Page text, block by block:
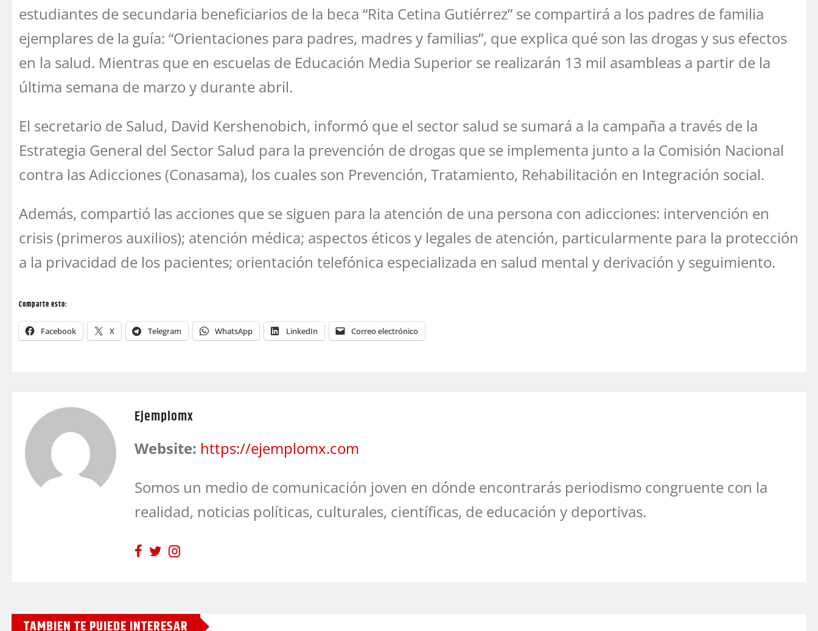
estudiantes de secundaria beneficiarios de la beca “Rita Cetina Gutiérrez” se compartirá a los padres de familia
ejemplares de la guía: “Orientaciones para padres, madres y familias”, que explica qué son las drogas y sus efectos
en la salud. Mientras que en escuelas de Educación Media Superior se realizarán 13 mil asambleas a partir de la
última semana de marzo y durante abril.
El secretario de Salud, David Kershenobich, informó que el sector salud se sumará a la campaña a través de la
Estrategia General del Sector Salud para la prevención de drogas que se implementa junto a la Comisión Nacional
contra las Adicciones (Conasama), los cuales son Prevención, Tratamiento, Rehabilitación en Integración social.
Además, compartió las acciones que se siguen para la atención de una persona con adicciones: intervención en
crisis (primeros auxilios); atención médica; aspectos éticos y legales de atención, particularmente para la protección
a la privacidad de los pacientes; orientación telefónica especializada en salud mental y derivación y seguimiento.
Comparte esto:
Facebook X Telegram WhatsApp LinkedIn Correo electrónico
Ejemplomx
Website: https://ejemplomx.com
Somos un medio de comunicación joven en dónde encontrarás periodismo congruente con la
realidad, noticias políticas, culturales, científicas, de educación y deportivas.
TAMBIEN TE PUIEDE INTERESAR